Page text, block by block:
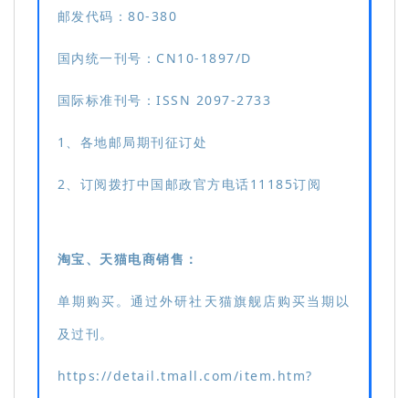
邮发代码：80-380
国内统一刊号： CN10-1897/D
国际标准刊号： ISSN 2097-2733
1、各地邮局期刊征订处
2、订阅拨打中国邮政官方电话11185订阅
淘宝、天猫电商销售：
单期购买。通过外研社天猫旗舰店购买当期以
及过刊。
https://detail.tmall.com/item.htm?